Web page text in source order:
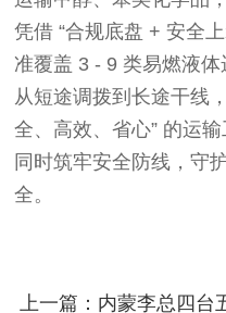
凭借 “合规底盘 + 安全
准覆盖 3 - 9 类易燃液体
从短途调拨到长途干线
全、高效、省心” 的运
同时筑牢安全防线，守
全。